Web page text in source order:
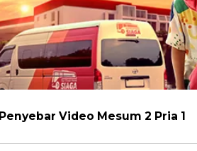
Video Mesum 2 Pria 1